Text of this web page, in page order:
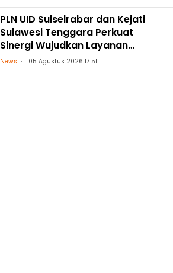
PLN UID Sulselrabar dan Kejati
Sulawesi Tenggara Perkuat
Sinergi Wujudkan Layanan
Kelistrikan Andal dengan
News 05 Agustus 2026 17:51